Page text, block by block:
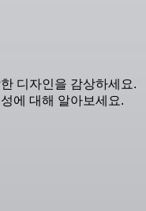
디자인을 감상하세요.
에 대해 알아보세요.